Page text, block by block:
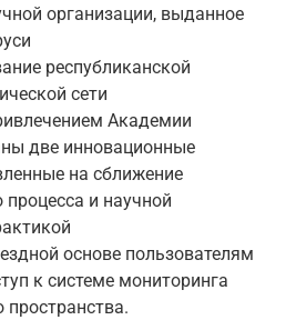
организации, выданное
республиканской
сети
Академии
две инновационные
на сближение
процесса и научной
основе пользователям
к системе мониторинга